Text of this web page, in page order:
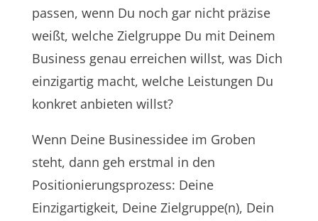
passen, wenn Du noch gar nicht präzise
weißt, welche Zielgruppe Du mit Deinem
Business genau erreichen willst, was Dich
einzigartig macht, welche Leistungen Du
konkret anbieten willst?
Wenn Deine Businessidee im Groben
steht, dann geh erstmal in den
Positionierungsprozess: Deine
Einzigartigkeit, Deine Zielgruppe(n), Dein